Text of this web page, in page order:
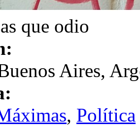
que odio
Aires,
, Política